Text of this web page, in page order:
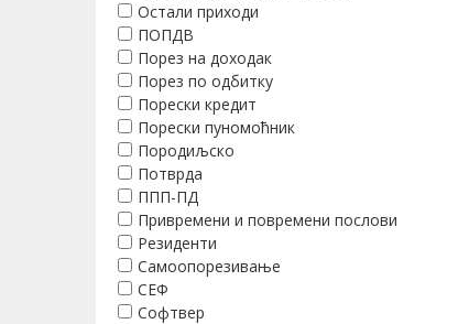
Остали приходи
ПОПДВ
Порез на доходак
Порез по одбитку
Порески кредит
Порески пуномоћник
Породиљско
Потврда
ППП-ПД
Привремени и повремени послови
Резиденти
Самоопорезивање
СЕФ
Софтвер